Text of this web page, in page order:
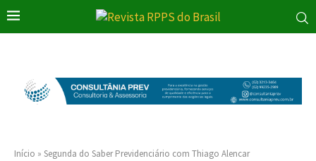
Início » Segunda do Saber Previdenciário com Thiago Alencar